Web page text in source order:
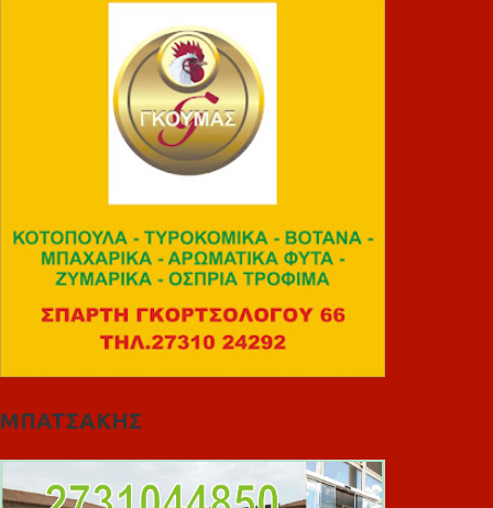
ΜΠΑΤΣΑΚΗΣ